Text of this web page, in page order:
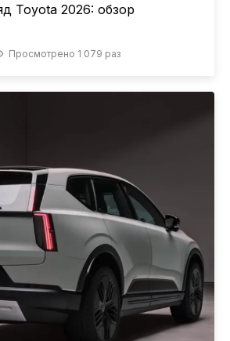
Toyota 2026: обзор
Просмотрено 1 079 раз